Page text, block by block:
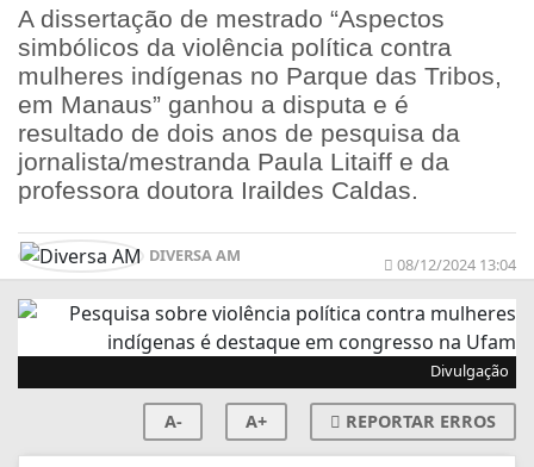
A dissertação de mestrado “Aspectos
simbólicos da violência política contra
mulheres indígenas no Parque das Tribos,
em Manaus” ganhou a disputa e é
resultado de dois anos de pesquisa da
jornalista/mestranda Paula Litaiff e da
professora doutora Iraildes Caldas.
DIVERSA AM 08/12/2024 13:04
Divulgação
A- A+ REPORTAR ERROS